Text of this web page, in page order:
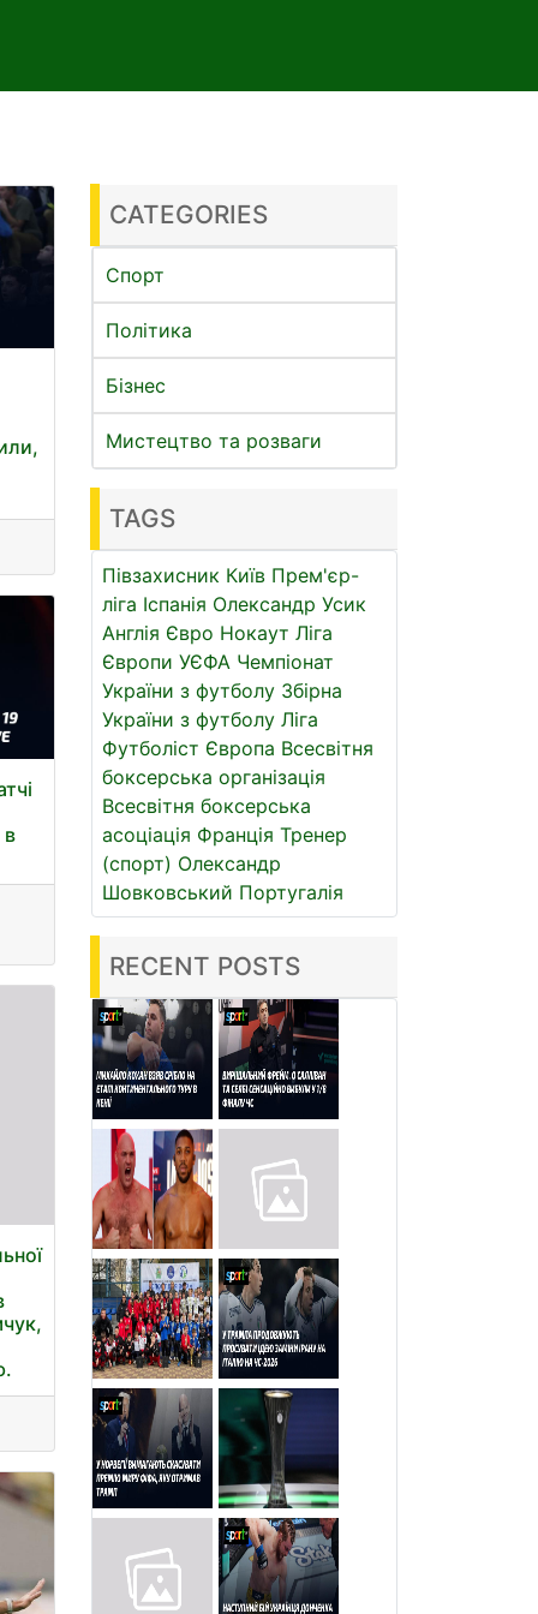
в
CATEGORIES
Спорт
Політика
Бізнес
Мистецтво та розваги
TAGS
Півзахисник Київ Прем'єр-
ліга Іспанія Олександр Усик
Англія Євро Нокаут Ліга
Європи УЄФА Чемпіонат
України з футболу Збірна
України з футболу Ліга
Футболіст Європа Всесвітня
боксерська організація
Всесвітня боксерська
асоціація Франція Тренер
(спорт) Олександр
Шовковський Португалія
RECENT POSTS